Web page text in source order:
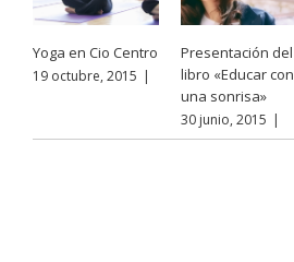
Yoga en Cio Centro
19 octubre, 2015 |
Presentación del
libro «Educar con
una sonrisa»
30 junio, 2015 |